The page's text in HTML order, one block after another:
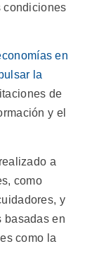
condiciones
en
la
de
y el
a
como
y
basadas en
como la